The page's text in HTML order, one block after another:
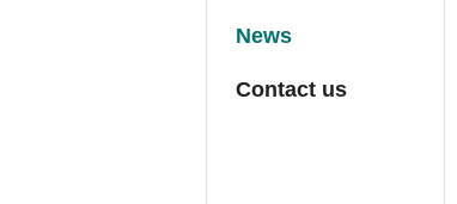
News
Contact us